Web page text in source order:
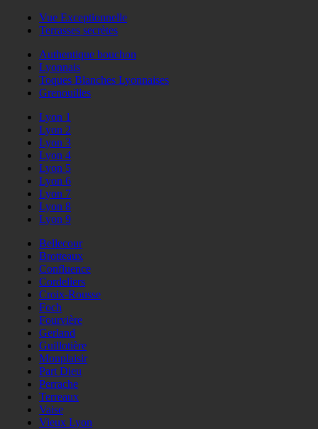
Vue Exceptionnelle
Terrasses secrètes
Authentique bouchon
Lyonnais
Toques Blanches Lyonnaises
Grenouilles
Lyon 1
Lyon 2
Lyon 3
Lyon 4
Lyon 5
Lyon 6
Lyon 7
Lyon 8
Lyon 9
Bellecour
Brotteaux
Confluence
Cordeliers
Croix-Rousse
Foch
Fourvière
Gerland
Guillotière
Monplaisir
Part Dieu
Perrache
Terreaux
Vaise
Vieux Lyon